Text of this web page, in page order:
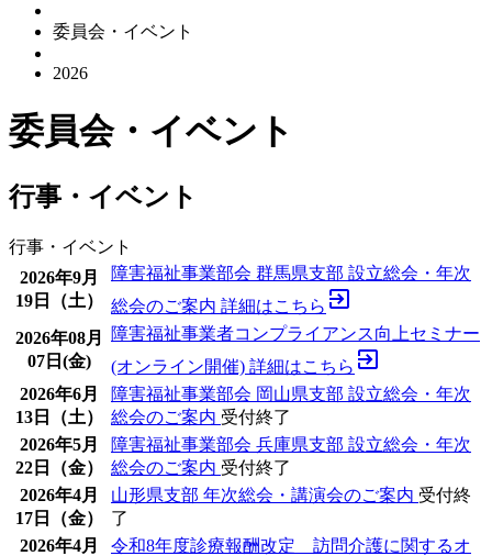
委員会・イベント
2026
委員会・イベント
行事・イベント
行事・イベント
2026年9月
19日（土）
障害福祉事業部会 群馬県支部 設立総会・年次
総会のご案内 詳細はこちら exit_to_app
2026年08月
07日(金)
障害福祉事業者コンプライアンス向上セミナー
(オンライン開催) 詳細はこちら exit_to_app
2026年6月
13日（土）
障害福祉事業部会 岡山県支部 設立総会・年次
総会のご案内 受付終了
2026年5月
22日（金）
障害福祉事業部会 兵庫県支部 設立総会・年次
総会のご案内 受付終了
2026年4月
17日（金）
山形県支部 年次総会・講演会のご案内 受付終
了
2026年4月
令和8年度診療報酬改定 訪問介護に関するオ